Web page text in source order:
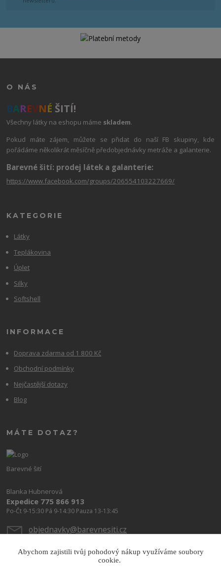
O NÁS
BAREVNÉ ŠITÍ!
Všechny látky na eshopu máme skladem.
Pokud máte zájem, můžete se přidat do naší FB skupiny, kde
pořádáme několikrát měsíčně předobjednávky metráže a galanterie.
Barevné šití: prodej látek a galanterie:
https://www.facebook.com/groups/206554103227669/
KATEGORIE
Látky
Teplákovina
Úplet
Silky
Softshell
INFORMACE
Doprava zdarma od 1 800 Kč
Obchodní podmínky
Nejčastější dotazy
Blog
MÁTE DOTAZ?
Barevné šití
Blanka Hubnerová
Expedice 775 866 913
Po-Čt 9-15:30 Pá 9-14:30 Pauza 13-13:45
objednavky@barevnesiti.cz
Abychom zajistili tvůj pohodový nákup využíváme soubory
cookie.